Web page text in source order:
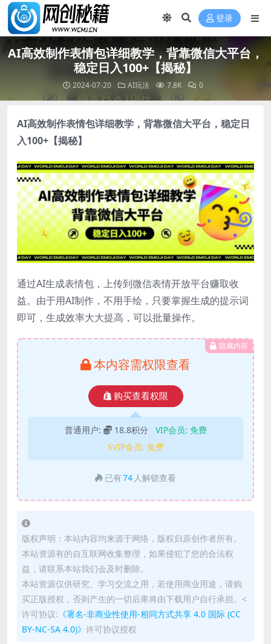
登录
AI高效制作表情包详细教学，背靠微信大平台，
稳定日入100+【揭秘】
2024-07-20 AI玩法 7.8K 0
AI高效制作表情包详细教学 ，背靠微信大平台，稳定日
入100+【揭秘】
通过AI生成表情包，上传到微信表情开放平台赚取收
益。由于用AI制作，不用手绘，只要掌握生成的提示词
即可，生成效率大大提高，可以批量操作。
隐藏内容
本内容需权限查看
购买查看权限
普通用户: 18.8积分 VIP会员: 免费
SVIP会员: 免费
已有74 人解锁查看
版权声明：本站内容均来源于网络，版权归原创作者所有。
本站资源有的自互联网收集整理，如果侵犯了您的合法权
益，请联系本站我们会及时删除。
本站资源仅供研究、学习交流之用，若使用商业用途，请购
买正版授权，否则产生的一切后果将由下载用户自行承担。<
许可协议: 《署名-非商业性使用-相同方式共享 4.0 国际 (CC
BY-NC-SA 4.0)》 许可协议授权